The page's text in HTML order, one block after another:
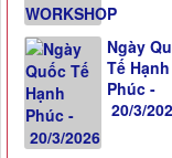
Ngày
Tế Hạnh
Phúc -
20/3/